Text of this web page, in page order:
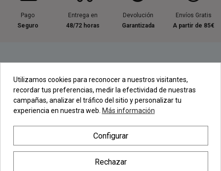
Pago
Seguro
Entrega en
48/72 horas
Devolución
Garantizada
Envíos Gratis
A partir de 85€
Contacta con nosotros
Regístrate en nuestra Newsletter
Newsletter
Utilizamos cookies para reconocer a nuestros visitantes,
recordar tus preferencias, medir la efectividad de nuestras
campañas, analizar el tráfico del sitio y personalizar tu
experiencia en nuestra web. Más información
Configurar
Rechazar